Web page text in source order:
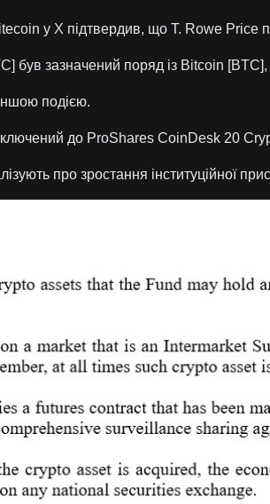
у X підтвердив, що T. Rowe Price
був зазначений поряд із Bitcoin
подією.
до ProShares CoinDesk 20
про зростання інституційної